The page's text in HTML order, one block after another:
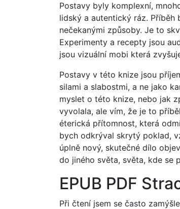
Postavy byly komplexní,
lidský a autentický ráz.
nečekanými způsoby. Je to
Experimenty a recepty jsou
jsou vizuální mobi která
Postavy v této knize jsou
silami a slabostmi, a ne jako
myslet o této knize, nebo jak
vyvolala, ale vím, že je to
éterická přítomnost, která
bych odkrýval skrytý poklad,
úplně nový, skutečné dílo
do jiného světa, světa, kde se
EPUB PDF
Při čtení jsem se často